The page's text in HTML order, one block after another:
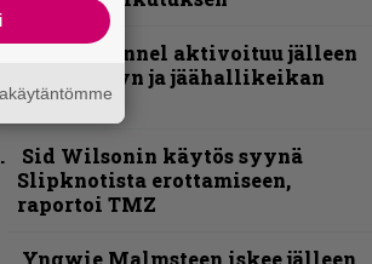
Blind Channel aktivoituu jälleen
uuden levyn ja jäähallikeikan
merkeissä
Sid Wilsonin käytös syynä
Slipknotista erottamiseen,
raportoi TMZ
Yngwie Malmsteen iskee jälleen